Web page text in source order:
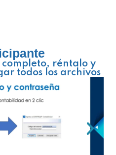
réntalo y
todos los archivos